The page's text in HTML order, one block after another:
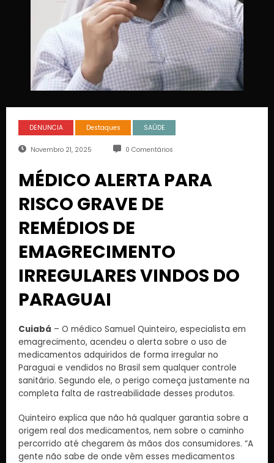
DENUNCIA Destaques SAÚDE
Novembro 21, 2025 0 Comentários
MÉDICO ALERTA PARA
RISCO GRAVE DE
REMÉDIOS DE
EMAGRECIMENTO
IRREGULARES VINDOS DO
PARAGUAI
Cuiabá – O médico Samuel Quinteiro, especialista em
emagrecimento, acendeu o alerta sobre o uso de
medicamentos adquiridos de forma irregular no
Paraguai e vendidos no Brasil sem qualquer controle
sanitário. Segundo ele, o perigo começa justamente na
completa falta de rastreabilidade desses produtos.
Quinteiro explica que não há qualquer garantia sobre a
origem real dos medicamentos, nem sobre o caminho
percorrido até chegarem às mãos dos consumidores. “A
gente não sabe de onde vêm esses medicamentos